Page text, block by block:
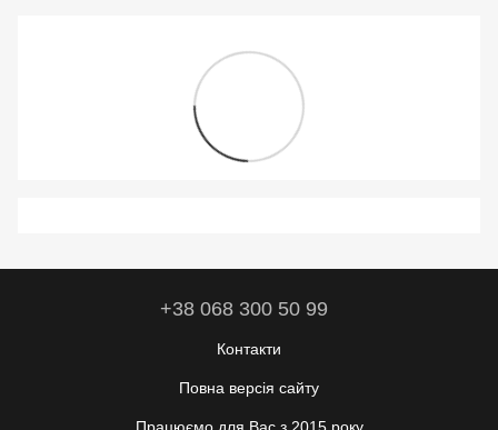
+38 068 300 50 99
Контакти
Повна версія сайту